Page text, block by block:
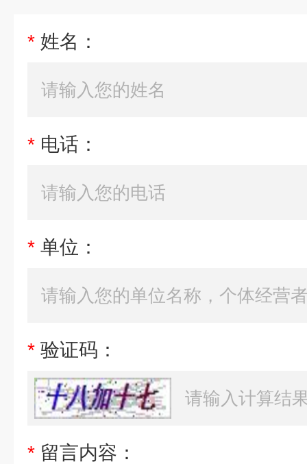
* 姓名：
* 电话：
* 单位：
* 验证码：
* 留言内容：